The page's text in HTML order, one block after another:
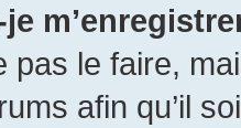
pas le faire,
afin qu’il